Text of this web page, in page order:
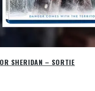
SHERIDAN – SORTIE